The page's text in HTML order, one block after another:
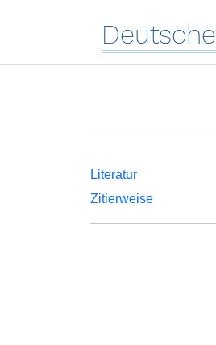
Deutsche
Literatur
Zitierweise